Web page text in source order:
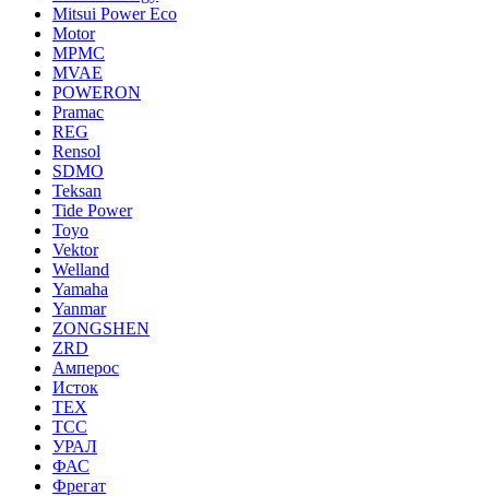
Mitsui Power Eco
Motor
MPMC
MVAE
POWERON
Pramac
REG
Rensol
SDMO
Teksan
Tide Power
Toyo
Vektor
Welland
Yamaha
Yanmar
ZONGSHEN
ZRD
Амперос
Исток
ТЕХ
ТСС
УРАЛ
ФАС
Фрегат